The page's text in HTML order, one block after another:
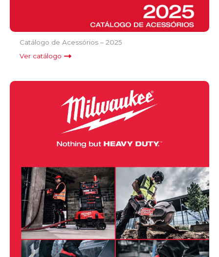
Catálogo de Acessórios – 2025
Ver catálogo